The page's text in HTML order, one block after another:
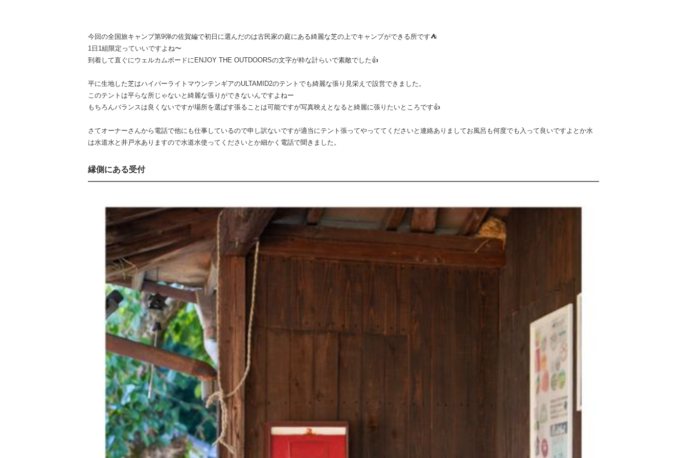
今回の全国旅キャンプ第9弾の佐賀編で初日に選んだのは古民家の庭にある綺麗な芝の上でキャンプができる所です⛺️
1日1組限定っていいですよね〜
到着して直ぐにウェルカムボードにENJOY THE OUTDOORSの文字が粋な計らいで素敵でした👍
平に生地した芝はハイパーライトマウンテンギアのULTAMID2のテントでも綺麗な張り見栄えで設営できました。
このテントは平らな所じゃないと綺麗な張りができないんですよねー
もちろんバランスは良くないですが場所を選ばす張ることは可能ですが写真映えとなると綺麗に張りたいところです👍
さてオーナーさんから電話で他にも仕事しているので申し訳ないですが適当にテント張ってやっててくださいと連絡ありましてお風呂も何度でも入って良いですよとか水
は水道水と井戸水ありますので水道水使ってくださいとか細かく電話で聞きました。
縁側にある受付